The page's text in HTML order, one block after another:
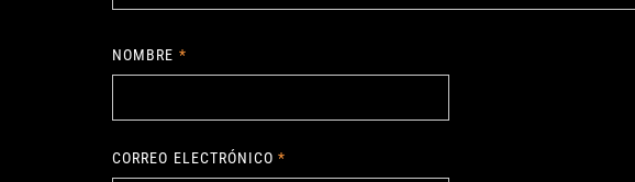
NOMBRE *
CORREO ELECTRÓNICO*